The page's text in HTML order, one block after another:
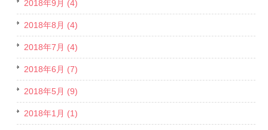
2018年9月 (4)
2018年8月 (4)
2018年7月 (4)
2018年6月 (7)
2018年5月 (9)
2018年1月 (1)